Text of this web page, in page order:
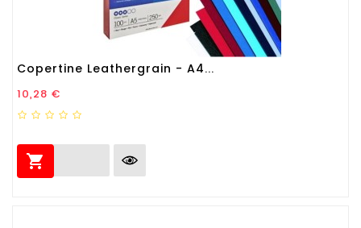
Copertine Leathergrain - A4...
Prezzo
10,28 €
